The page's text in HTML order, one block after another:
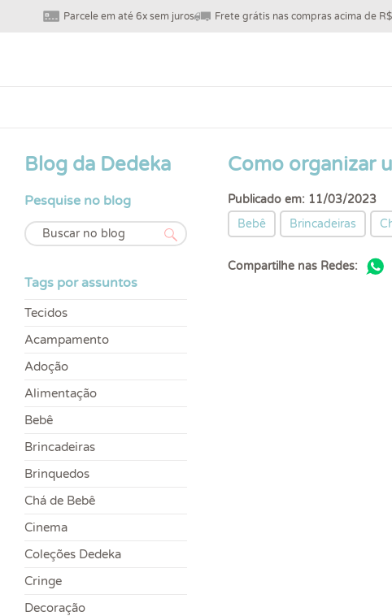
Parcele em até 6x sem juros Frete grátis nas compras acima de
Blog da Dedeka
Pesquise no blog
Tags por assuntos
Tecidos
Acampamento
Adoção
Alimentação
Bebê
Brincadeiras
Brinquedos
Chá de Bebê
Cinema
Coleções Dedeka
Cringe
Decoração
Como organizar
Publicado em: 11/03/2023
Bebê
Brincadeiras
Compartilhe nas Redes: